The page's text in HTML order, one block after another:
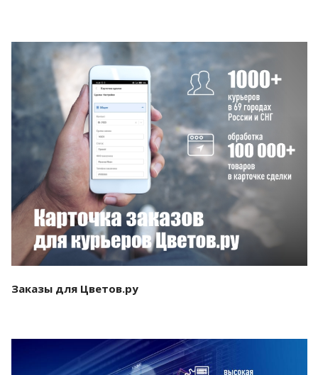
Смотреть проект
Заказы для Цветов.ру